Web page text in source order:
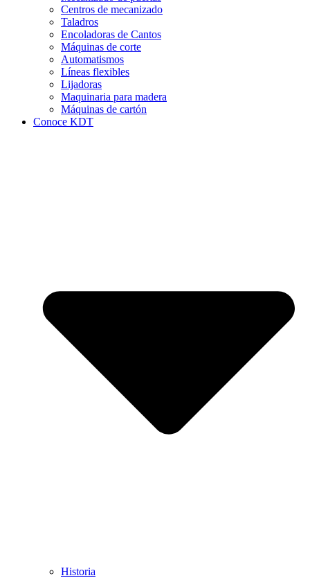
Centros de mecanizado
Taladros
Encoladoras de Cantos
Máquinas de corte
Automatismos
Líneas flexibles
Lijadoras
Maquinaria para madera
Máquinas de cartón
Conoce KDT
Historia